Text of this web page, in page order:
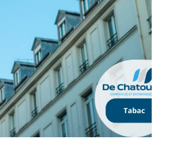
le bien